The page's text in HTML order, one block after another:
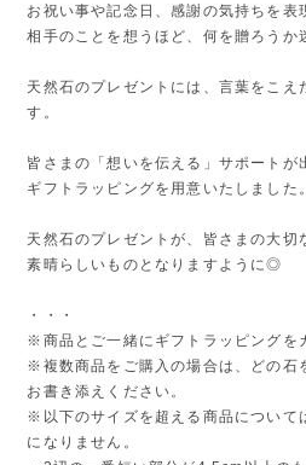
お祝い事や記念日、感謝の気持ちを表
相手のことを想うほど、何を贈ろうか
天然石のプレゼントには、言葉をこえ
す。
皆さまの「想いを伝える」サポートが
ギフトラッピングを用意いたしました。
天然石のプレゼントが、皆さまの大切
素晴らしいものとなりますように◎
・・・
※商品とご一緒にギフトラッピングを
※複数商品をご購入の場合は、どの石
お書き添えください。
※以下のサイズを超える商品について
になりません。